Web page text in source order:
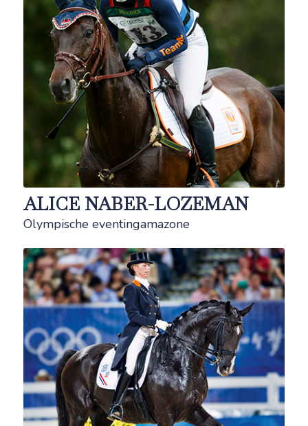
ALICE NABER-LOZEMAN
Olympische eventingamazone